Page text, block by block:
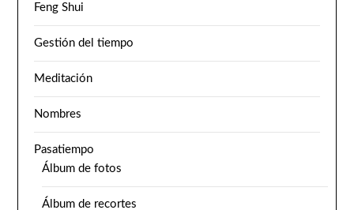
Feng Shui
Gestión del tiempo
Meditación
Nombres
Pasatiempo
Álbum de fotos
Álbum de recortes